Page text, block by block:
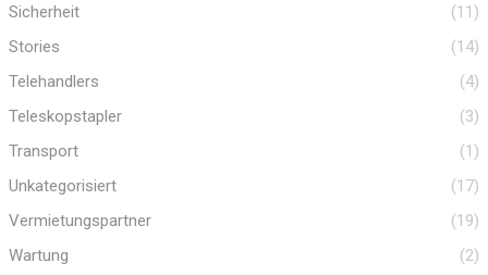
Sicherheit
(11)
Stories
(14)
Telehandlers
(4)
Teleskopstapler
(3)
Transport
(1)
Unkategorisiert
(17)
Vermietungspartner
(19)
Wartung
(2)